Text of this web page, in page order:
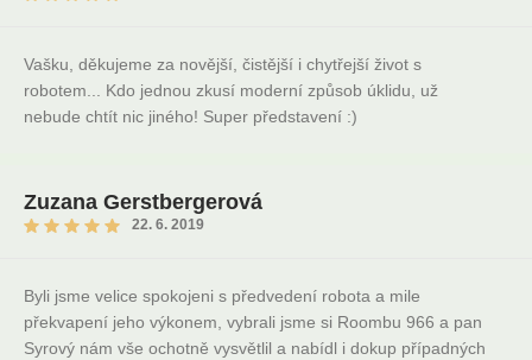
Vašku, děkujeme za novější, čistější i chytřejší život s
robotem... Kdo jednou zkusí moderní způsob úklidu, už
nebude chtít nic jiného! Super představení :)
Zuzana Gerstbergerová
22. 6. 2019
Byli jsme velice spokojeni s předvedení robota a mile
překvapení jeho výkonem, vybrali jsme si Roombu 966 a pan
Syrový nám vše ochotně vysvětlil a nabídl i dokup případných